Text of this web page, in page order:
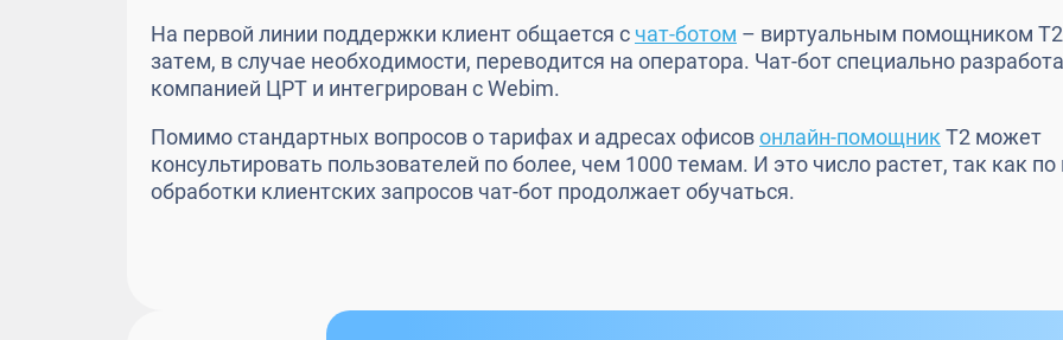
На первой линии поддержки клиент общается с чат-ботом – виртуальным помощником
затем, в случае необходимости, переводится на оператора. Чат-бот специально
компанией ЦРТ и интегрирован сWebim.
Помимо стандартных вопросов о тарифах и адресах офисовонлайн-помощник T2 может
консультировать пользователей по более, чем 1000 темам. И это число растет, так как
обработки клиентских запросов чат-бот продолжает обучаться.